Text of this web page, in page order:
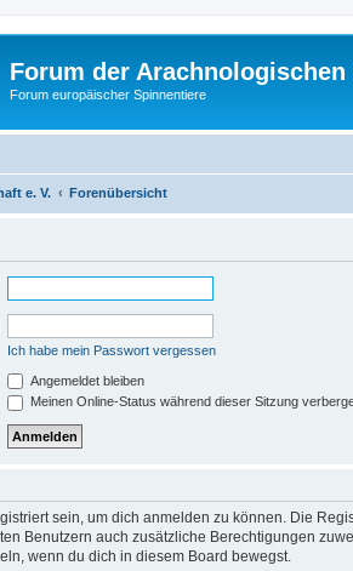
Forum der Arachnologischen
Forum europäischer Spinnentiere
e. V. Forenübersicht
Ich habe mein Passwort vergessen
Angemeldet bleiben
Meinen Online-Status während dieser Sitzung
sein, um dich anmelden zu können. Die
Benutzern auch zusätzliche Berechtigungen
wenn du dich in diesem Board bewegst.